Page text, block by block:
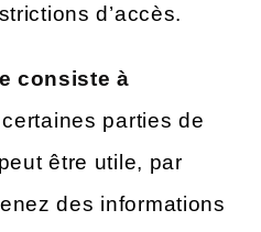
d’accès.
consiste à
parties de
être utile, par
des informations